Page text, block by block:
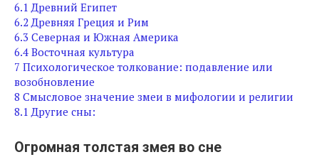
6.1 Древний Египет
6.2 Древняя Греция и Рим
6.3 Северная и Южная Америка
6.4 Восточная культура
7 Психологическое толкование: подавление или
возобновление
8 Смысловое значение змеи в мифологии и религии
8.1 Другие сны:
Огромная толстая змея во сне